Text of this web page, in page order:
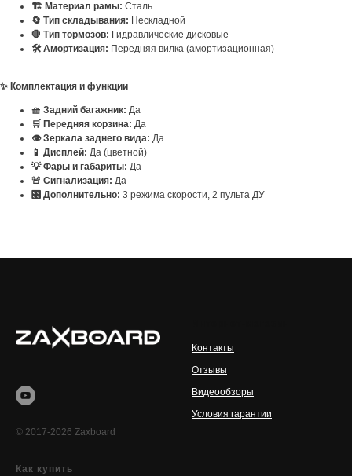
🏗️ Материал рамы: Сталь
🔄 Тип складывания: Нескладной
🛑 Тип тормозов: Гидравлические дисковые
🛠️ Амортизация: Передняя вилка (амортизационная)
✨ Комплектация и функции
🧺 Задний багажник: Да
🛒 Передняя корзина: Да
👁️ Зеркала заднего вида: Да
📱 Дисплей: Да (цветной)
💡 Фары и габариты: Да
🚨 Сигнализация: Да
🎛️ Дополнительно: 3 режима скорости, 2 пульта ДУ
© 2017-2026 Zaxboard
Контакты
Отзывы
Видеообзоры
Условия гарантии
Как купить